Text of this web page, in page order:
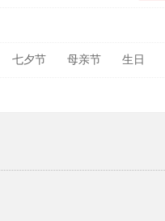
七夕节 母亲节 生日